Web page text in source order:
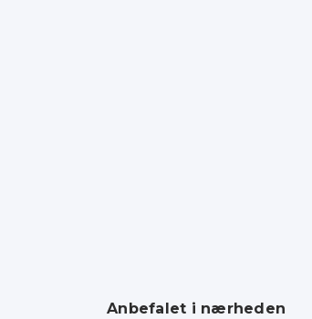
Anbefalet i nærheden